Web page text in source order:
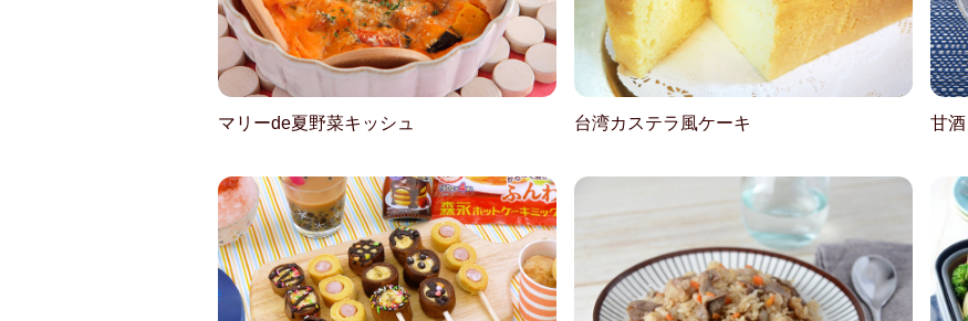
マリーde夏野菜キッシュ 台湾カステラ風ケーキ 甘